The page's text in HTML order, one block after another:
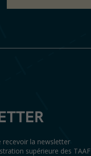
recevoir la newsletter
supérieure des TAAF